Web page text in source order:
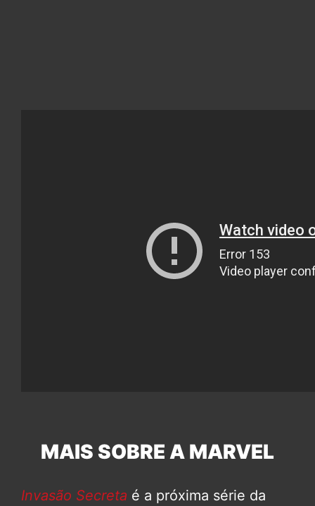
MAIS SOBRE A MARVEL
Invasão Secreta é a próxima série da